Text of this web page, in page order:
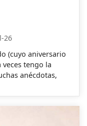
26
(cuyo aniversario
tengo la
anécdotas,